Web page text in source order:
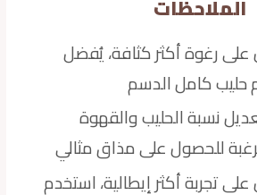
الملاحظات
رغوة أكثر كثافة، يُفضل
حليب كامل الدسم
نسبة الحليب والقهوة
للحصول على مذاق مثالي
تجربة أكثر إيطالية، استخدم